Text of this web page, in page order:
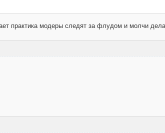
практика модеры следят за флудом и молчи